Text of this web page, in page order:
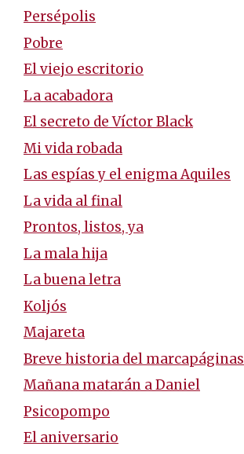
Persépolis
Pobre
El viejo escritorio
La acabadora
El secreto de Víctor Black
Mi vida robada
Las espías y el enigma Aquiles
La vida al final
Prontos, listos, ya
La mala hija
La buena letra
Koljós
Majareta
Breve historia del marcapáginas
Mañana matarán a Daniel
Psicopompo
El aniversario